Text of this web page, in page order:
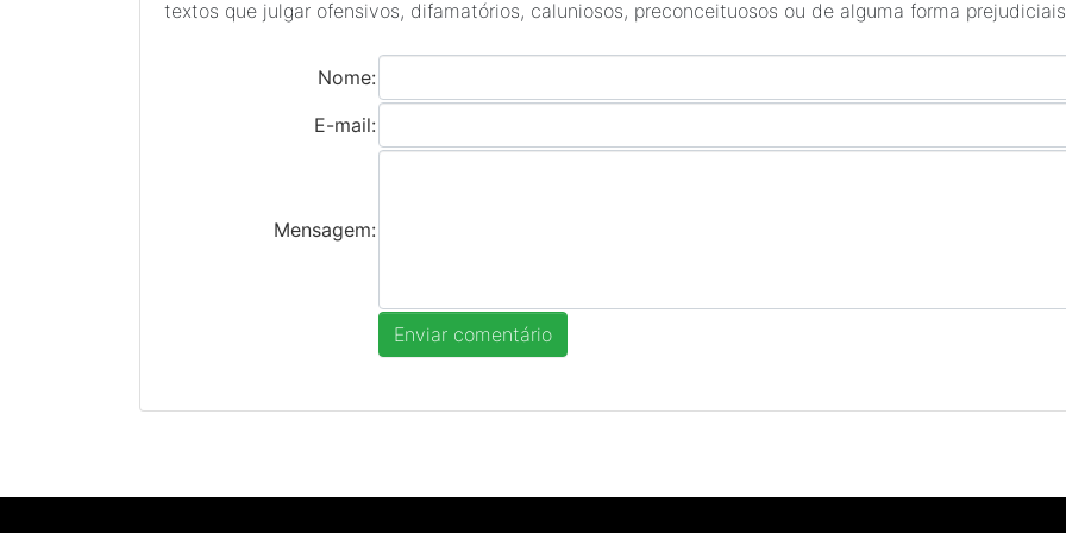
textos que julgar ofensivos, difamatórios, caluniosos, preconceituosos ou de alguma forma
Nome:
E-mail:
Mensagem: